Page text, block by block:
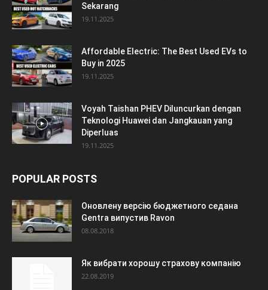
Sekarang
19.11.2025
Affordable Electric: The Best Used EVs to
Buy in 2025
19.11.2025
Voyah Taishan PHEV Diluncurkan dengan
Teknologi Huawei dan Jangkauan yang
Diperluas
19.11.2025
POPULAR POSTS
Оновлену версію бюджетного седана
Gentra випустив Ravon
08.08.2018
Як вибрати хорошу страхову компанію
22.08.2019